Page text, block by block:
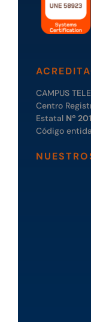
CAMPUS
Centro
Estatal Nº
Código